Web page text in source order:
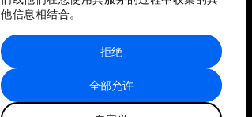
他信息相结合。
全部允许
拒绝